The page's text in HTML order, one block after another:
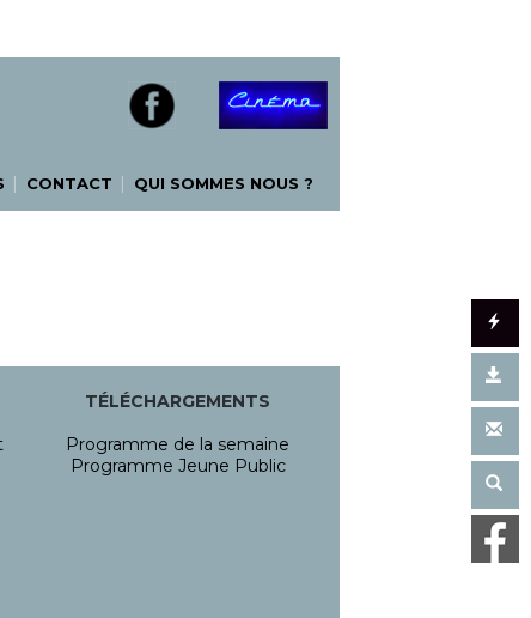
| CONTACT | QUI SOMMES NOUS ?
TÉLÉCHARGEMENTS
Programme de la semaine
Programme Jeune Public